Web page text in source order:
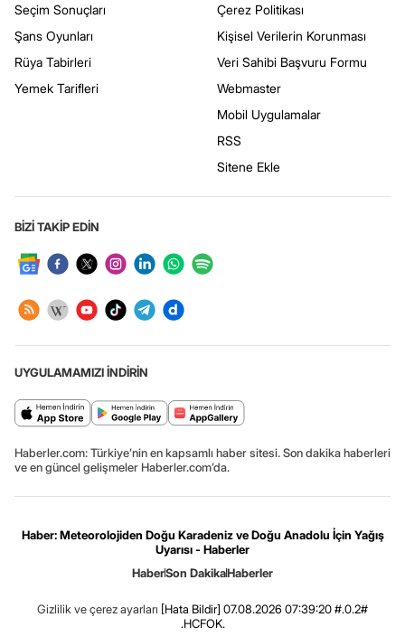
Seçim Sonuçları
Şans Oyunları
Rüya Tabirleri
Yemek Tarifleri
Çerez Politikası
Kişisel Verilerin Korunması
Veri Sahibi Başvuru Formu
Webmaster
Mobil Uygulamalar
RSS
Sitene Ekle
BİZİ TAKİP EDİN
UYGULAMAMIZI İNDİRİN
Haberler.com: Türkiye’nin en kapsamlı haber sitesi. Son dakika haberleri
ve en güncel gelişmeler Haberler.com’da.
Haber: Meteorolojiden Doğu Karadeniz ve Doğu Anadolu İçin Yağış
Uyarısı - Haberler
HaberSon DakikaHaberler
Gizlilik ve çerez ayarları [Hata Bildir] 07.08.2026 07:39:20 #.0.2#
.HCFOK.